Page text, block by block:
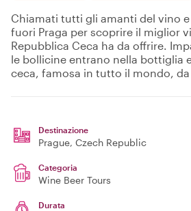
Chiamati tutti gli amanti del vino
fuori Praga per scoprire il miglior
Repubblica Ceca ha da offrire.
le bollicine entrano nella bottiglia
ceca, famosa in tutto il mondo,
Destinazione
Prague, Czech Republic
Categoria
Wine Beer Tours
Durata